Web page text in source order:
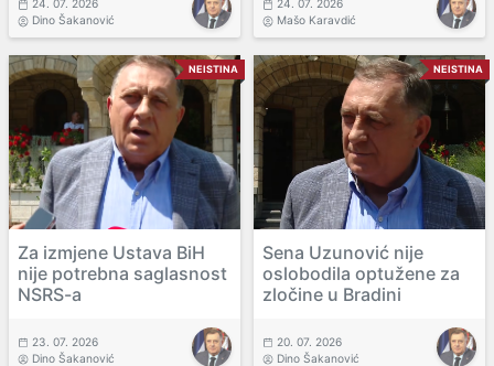
24. 07. 2026
Dino Šakanović
24. 07. 2026
Mašo Karavdić
NEISTINA
Za izmjene Ustava BiH
nije potrebna saglasnost
NSRS-a
23. 07. 2026
Dino Šakanović
NEISTINA
Sena Uzunović nije
oslobodila optužene za
zločine u Bradini
20. 07. 2026
Dino Šakanović